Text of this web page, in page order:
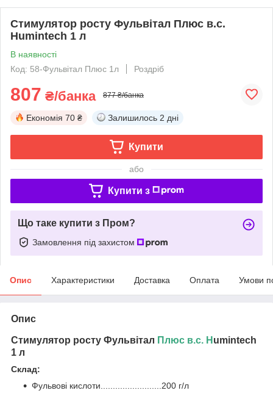
Стимулятор росту Фульвітал Плюс в.с.
Humintech 1 л
В наявності
Код: 58-Фульвітал Плюс 1л
Роздріб
807 ₴/банка 877 ₴/банка
Економія 70 ₴ Залишилось 2 дні
Купити
або
Купити з
Що таке купити з Пром?
Замовлення під захистом
Опис Характеристики Доставка Оплата Умови
Опис
Стимулятор росту Фульвітал Плюс в.с. H umintech
1 л
Склад:
Фульвові кислоти.........................200 г/л